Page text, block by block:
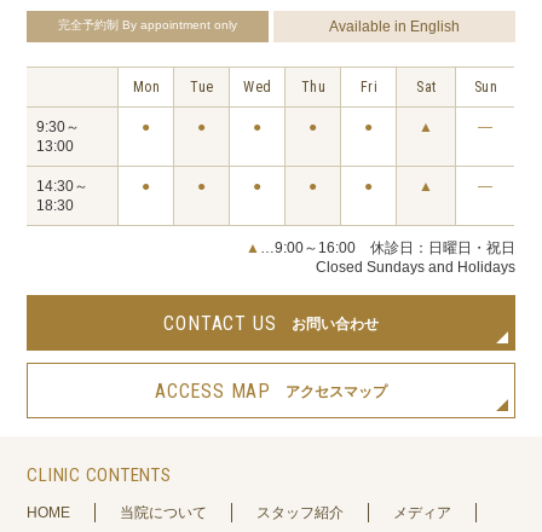
完全予約制 By appointment only Available in English
Mon Tue Wed Thu Fri Sat Sun
9:30～
13:00
● ● ● ● ● ▲ ―
14:30～
18:30
● ● ● ● ● ▲ ―
▲ …9:00～16:00 休診日：日曜日・祝日
Closed Sundays and Holidays
CONTACT US お問い合わせ
ACCESS MAP アクセスマップ
CLINIC CONTENTS
HOME 当院について スタッフ紹介
メディア